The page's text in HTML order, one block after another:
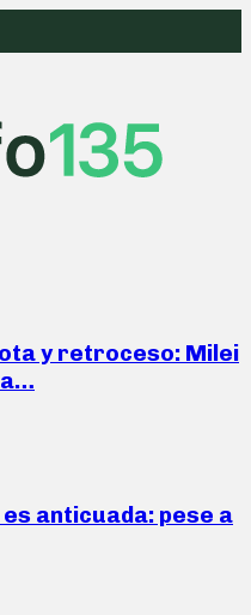
y retroceso: Milei
anticuada: pese a